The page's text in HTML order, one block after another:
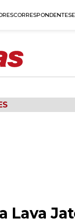
CORRESPONDENTES
Lava